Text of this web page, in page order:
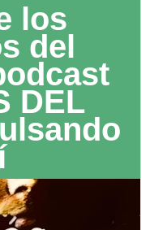
los
del
DEL